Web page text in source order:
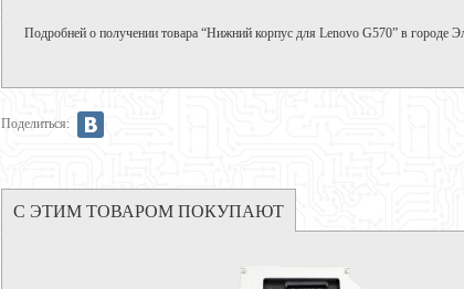
Подробней о получении товара “Нижний корпус для Lenovo G570” в городе
Поделиться:
С ЭТИМ ТОВАРОМ ПОКУПАЮТ